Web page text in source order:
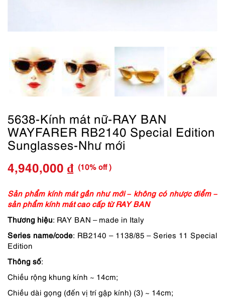
5638-Kính mát nữ-RAY BAN
WAYFARER RB2140 Special Edition
Sunglasses-Như mới
Giá
gốc
là:
5,490,000 ₫.
4,940,000 ₫
Giá
hiện
tại
(10% off )
Sản phẩm kính mát gần như mới – không có nhược điểm –
sản phẩm kính mát cao cấp từ RAY BAN
Thương hiệu: RAY BAN – made in Italy
Series name/code: RB2140 – 1138/85 – Series 11 Special
Edition
Thông số:
Chiều rộng khung kính ~ 14cm;
Chiều dài gọng (đến vị trí gập kính) (3) ~ 14cm;